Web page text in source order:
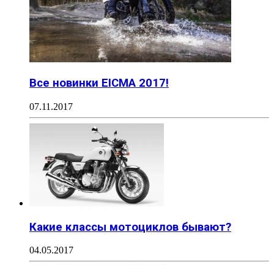
Все новинки EICMA 2017!
07.11.2017
Какие классы мотоциклов бывают?
04.05.2017